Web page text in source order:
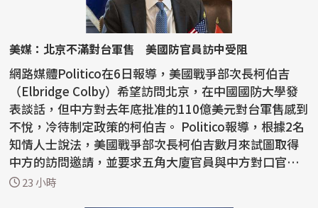
美媒：北京不滿對台軍售 美國防官員訪中受阻
網路媒體Politico在6日報導，美國戰爭部次長柯伯吉
（Elbridge Colby）希望訪問北京，在中國國防大學發
表談話，但中方對去年底批准的110億美元對台軍售感到
不悅，冷待制定政策的柯伯吉。 Politico報導，根據2名
知情人士說法，美國戰爭部次長柯伯吉數月來試圖取得
中方的訪問邀請，並要求五角大廈官員與中方對口官員
會...23 小時